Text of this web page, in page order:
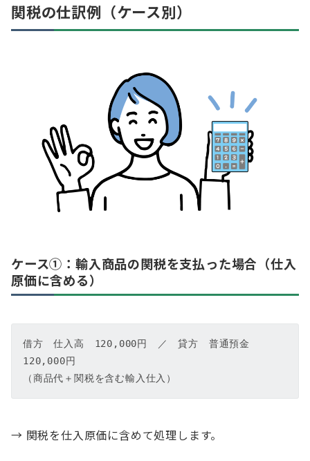
関税の仕訳例（ケース別）
ケース①：輸入商品の関税を支払った場合（仕入
原価に含める）
借方　仕入高　120,000円　／　貸方　普通預金
120,000円
（商品代＋関税を含む輸入仕入）
→ 関税を仕入原価に含めて処理します。